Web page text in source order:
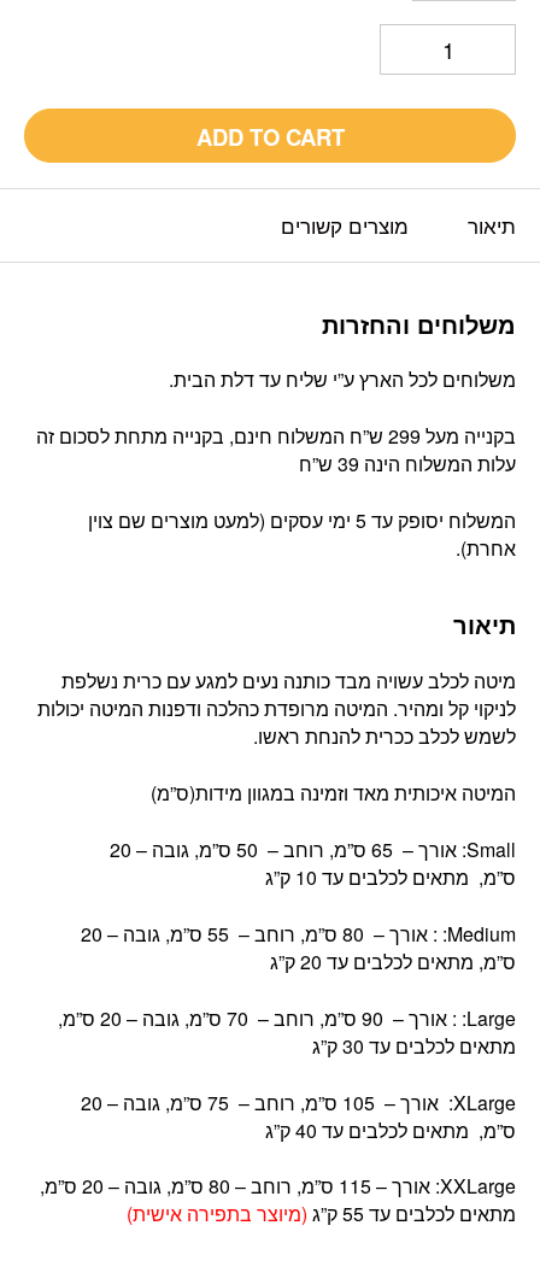
ADD TO CART
תיאור מוצרים קשורים
משלוחים והחזרות
משלוחים לכל הארץ ע”י שליח עד דלת הבית.
בקנייה מעל 299 ש”ח המשלוח חינם, בקנייה מתחת לסכום זה
עלות המשלוח הינה 39 ש”ח
המשלוח יסופק עד 5 ימי עסקים (למעט מוצרים שם צוין
אחרת).
תיאור
מיטה לכלב עשויה מבד כותנה נעים למגע עם כרית נשלפת
לניקוי קל ומהיר. המיטה מרופדת כהלכה ודפנות המיטה יכולות
לשמש לכלב ככרית להנחת ראשו.
המיטה איכותית מאד וזמינה במגוון מידות(ס”מ)
Small: אורך – 65 ס”מ, רוחב – 50 ס”מ, גובה – 20
ס”מ, מתאים לכלבים עד 10 ק”ג
Medium: : אורך – 80 ס”מ, רוחב – 55 ס”מ, גובה – 20
ס”מ, מתאים לכלבים עד 20 ק”ג
Large: : אורך – 90 ס”מ, רוחב – 70 ס”מ, גובה – 20 ס”מ,
מתאים לכלבים עד 30 ק”ג
XLarge: אורך – 105 ס”מ, רוחב – 75 ס”מ, גובה – 20
ס”מ, מתאים לכלבים עד 40 ק”ג
XXLarge: אורך – 115 ס”מ, רוחב – 80 ס”מ, גובה – 20 ס”מ,
מתאים לכלבים עד 55 ק”ג
(מיוצר בתפירה אישית)